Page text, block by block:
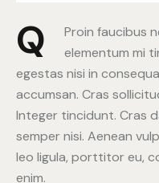
Q
Proin faucibus
elementum mi
egestas nisi in
accumsan. Cras
Integer tincidunt. Cras
semper nisi. Aenean
leo ligula, porttitor eu,
enim.